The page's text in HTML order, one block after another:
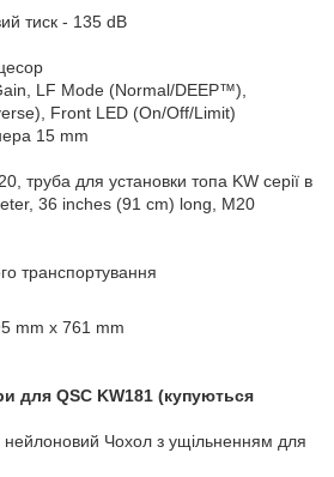
тиск - 135 dB
LF Mode (Normal/DEEP™),
Front LED (On/Off/Limit)
15 mm
труба для установки топа KW серії в
36 inches (91 cm) long, M20
транспортування
mm x 761 mm
для QSC KW181 (купуються
Чохол з ущільненням для